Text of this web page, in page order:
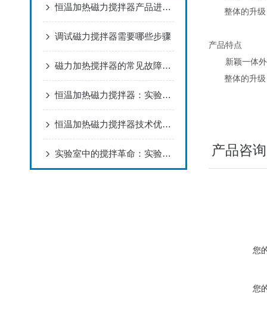
恒温加热磁力搅拌器产品进化：从基础功能到智能生态
调试磁力搅拌器需要哪些步骤
磁力加热搅拌器的常见故障及解决方式
恒温加热磁力搅拌器：实验室的“全能引擎”与科研效率革命者
恒温加热磁力搅拌器技术优势分析
实验室中的搅拌革命：实验室数显磁力搅拌器的作用与技术解析
整体的升级
产品特点
新颖一体外
整体的升级
产品咨询
您
您